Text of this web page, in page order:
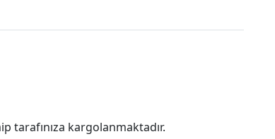
tarafınıza kargolanmaktadır.